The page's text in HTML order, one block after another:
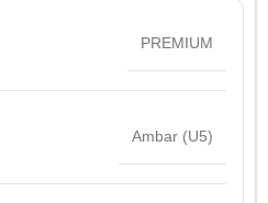
PREMIUM
Ambar (U5)